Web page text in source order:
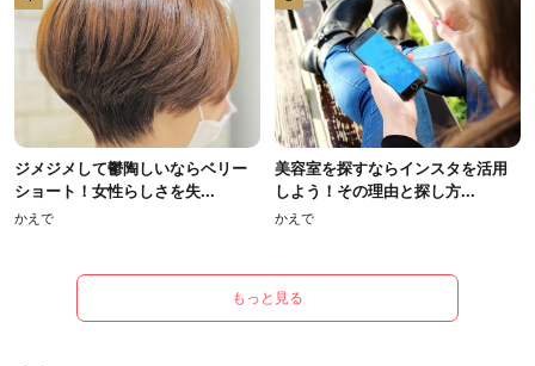
ジメジメして鬱陶しいならベリー
ショート！女性らしさを失...
かえで
美容室を探すならインスタを活用
しよう！その理由と探し方...
かえで
もっと見る